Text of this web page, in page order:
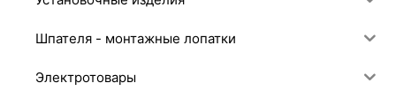
Шпателя - монтажные лопатки
Электротовары